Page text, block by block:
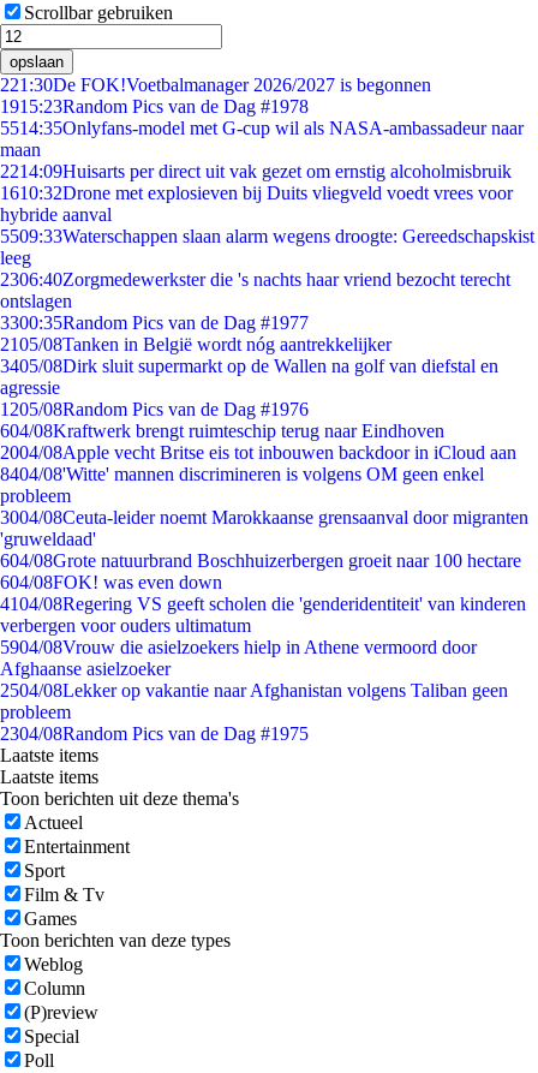
Scrollbar gebruiken
opslaan
221:30De FOK!Voetbalmanager 2026/2027 is begonnen
1915:23Random Pics van de Dag #1978
5514:35Onlyfans-model met G-cup wil als NASA-ambassadeur naar
maan
2214:09Huisarts per direct uit vak gezet om ernstig alcoholmisbruik
1610:32Drone met explosieven bij Duits vliegveld voedt vrees voor
hybride aanval
5509:33Waterschappen slaan alarm wegens droogte: Gereedschapskist
leeg
2306:40Zorgmedewerkster die 's nachts haar vriend bezocht terecht
ontslagen
3300:35Random Pics van de Dag #1977
2105/08Tanken in België wordt nóg aantrekkelijker
3405/08Dirk sluit supermarkt op de Wallen na golf van diefstal en
agressie
1205/08Random Pics van de Dag #1976
604/08Kraftwerk brengt ruimteschip terug naar Eindhoven
2004/08Apple vecht Britse eis tot inbouwen backdoor in iCloud aan
8404/08'Witte' mannen discrimineren is volgens OM geen enkel
probleem
3004/08Ceuta-leider noemt Marokkaanse grensaanval door migranten
'gruweldaad'
604/08Grote natuurbrand Boschhuizerbergen groeit naar 100 hectare
604/08FOK! was even down
4104/08Regering VS geeft scholen die 'genderidentiteit' van kinderen
verbergen voor ouders ultimatum
5904/08Vrouw die asielzoekers hielp in Athene vermoord door
Afghaanse asielzoeker
2504/08Lekker op vakantie naar Afghanistan volgens Taliban geen
probleem
2304/08Random Pics van de Dag #1975
Laatste items
Laatste items
Toon berichten uit deze thema's
Actueel
Entertainment
Sport
Film & Tv
Games
Toon berichten van deze types
Weblog
Column
(P)review
Special
Poll